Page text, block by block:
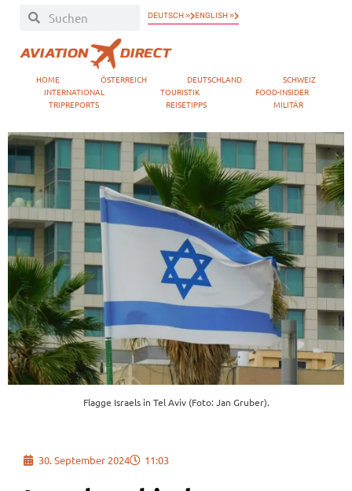
DEUTSCH » ENGLISH »
HOME ÖSTERREICH DEUTSCHLAND
SCHWEIZ
INTERNATIONAL
TOURISTIK
FOOD-INSIDER
TRIPREPORTS
REISETIPPS MILITÄR
Flagge Israels in Tel Aviv (Foto: Jan Gruber).
30. September 2024 11:03